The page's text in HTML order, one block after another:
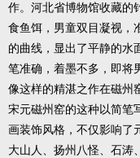
作。河北省博物馆收藏的
食鱼饵，男童双目凝视，
的曲线，显出了平静的水
笔准确，着墨不多，即将
像这样的精湛之作在磁
宋元磁州窑的这种以简笔
画装饰风格，不仅影响了
大山人、扬州八怪、石涛